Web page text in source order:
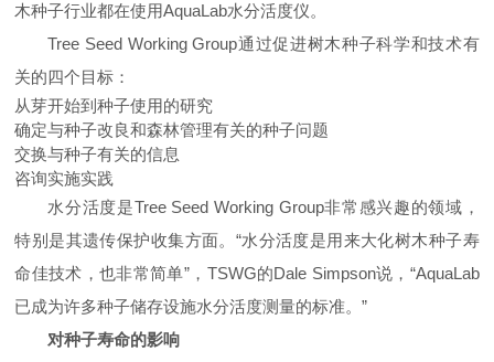
木种子行业都在使用AquaLab水分活度仪。
Tree Seed Working Group通过促进树木种子科学和技术有
关的四个目标：
从芽开始到种子使用的研究
确定与种子改良和森林管理有关的种子问题
交换与种子有关的信息
咨询实施实践
水分活度是Tree Seed Working Group非常感兴趣的领域，
特别是其遗传保护收集方面。“水分活度是用来大化树木种子寿
命佳技术，也非常简单”， TSWG的Dale Simpson说，“AquaLab
已成为许多种子储存设施水分活度测量的标准。”
对种子寿命的影响